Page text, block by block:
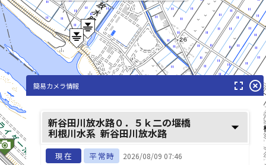
利根川(とねがわ)
簡易カメラ情報 fullscreen highlight_off
新谷田川放水路０．５ｋ二の堰橋
利根川水系 新谷田川放水路 arrow_drop_down
現在 平常時 2026/08/09 07:46